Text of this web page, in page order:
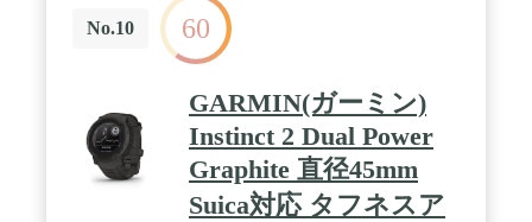
No.10 60
GARMIN(ガーミン)
Instinct 2 Dual Power
Graphite 直径45mm
Suica対応 タフネスア